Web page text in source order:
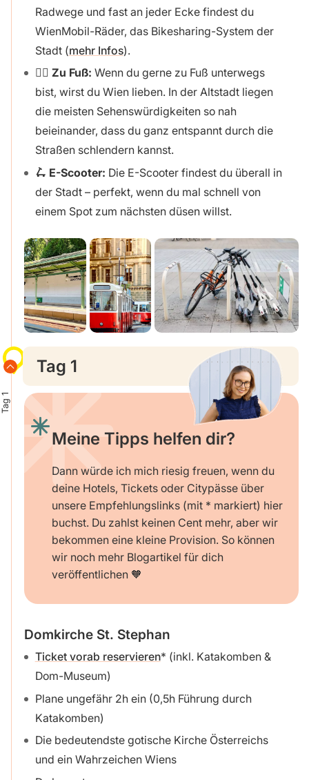
Radwege und fast an jeder Ecke findest du
WienMobil-Räder, das Bikesharing-System der
Stadt (mehr Infos).
🚶‍♂️ Zu Fuß: Wenn du gerne zu Fuß unterwegs
bist, wirst du Wien lieben. In der Altstadt liegen
die meisten Sehenswürdigkeiten so nah
beieinander, dass du ganz entspannt durch die
Straßen schlendern kannst.
🛴 E-Scooter: Die E-Scooter findest du überall in
der Stadt – perfekt, wenn du mal schnell von
einem Spot zum nächsten düsen willst.
Tag 1
Tag 1
Meine Tipps helfen dir?
Dann würde ich mich riesig freuen, wenn du
deine Hotels, Tickets oder Citypässe über
unsere Empfehlungslinks (mit * markiert) hier
buchst. Du zahlst keinen Cent mehr, aber wir
bekommen eine kleine Provision. So können
wir noch mehr Blogartikel für dich
veröffentlichen 🧡
Domkirche St. Stephan
Ticket vorab reservieren
(inkl. Katakomben &
Dom-Museum)
Plane ungefähr 2h ein (0,5h Führung durch
Katakomben)
Die bedeutendste gotische Kirche Österreichs
und ein Wahrzeichen Wiens